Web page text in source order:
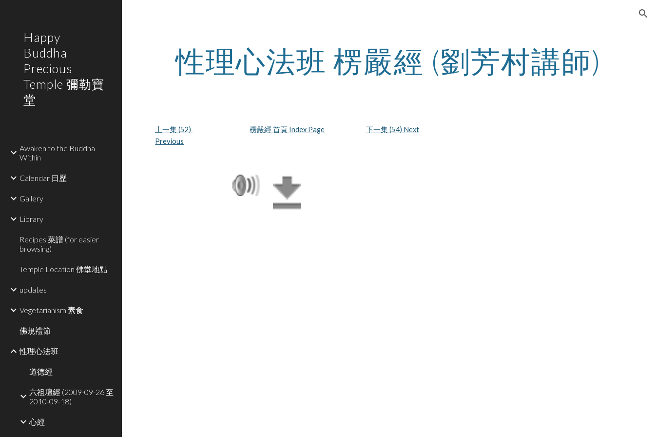
Happy
Buddha
Precious
Temple 彌勒寶
堂
Awaken to the Buddha
Within
Calendar 日歷
Gallery
Library
Recipes 菜譜 (for easier
browsing)
Temple Location 佛堂地點
updates
Vegetarianism 素食
佛規禮節
性理心法班
道德經
六祖壇經 (2009-09-26 至
2010-09-18)
心經
性理心法班 楞嚴經 (劉芳村講師)
上一集 (52)
Previous
楞嚴經 首頁 Index Page 下一集 (54) Next